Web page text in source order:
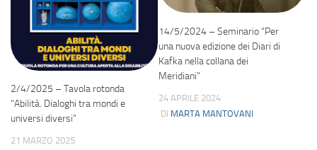
2/4/2025 – Tavola rotonda
“Abilità. Dialoghi tra mondi e
universi diversi”
21 MARZO 2025
14/5/2024 – Seminario “Per
una nuova edizione dei Diari di
Kafka nella collana dei
Meridiani”
24 APRILE 2024
DI MARTA MANTOVANI